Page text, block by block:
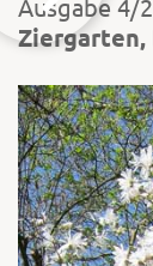
Ausgabe 4/
Ziergarten,